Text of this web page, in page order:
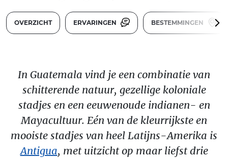
OVERZICHT ERVARINGEN BESTEMMINGEN
In Guatemala vind je een combinatie van
schitterende natuur, gezellige koloniale
stadjes en een eeuwenoude indianen- en
Mayacultuur. Eén van de kleurrijkste en
mooiste stadjes van heel Latijns-Amerika is
Antigua, met uitzicht op maar liefst drie